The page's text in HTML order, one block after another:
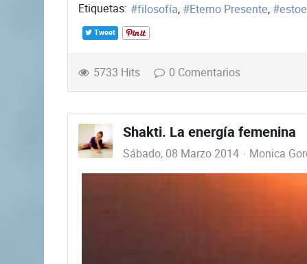
Etiquetas: filosofía Eterno Presente
Tweet
5733 Hits 0 Comentarios
Shakti. La energía femenina
Sábado, 08 Marzo 2014 Monica